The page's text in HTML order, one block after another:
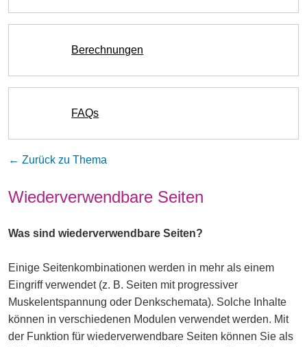
Berechnungen
FAQs
← Zurück zu Thema
Wiederverwendbare Seiten
Was sind wiederverwendbare Seiten?
Einige Seitenkombinationen werden in mehr als einem
Eingriff verwendet (z. B. Seiten mit progressiver
Muskelentspannung oder Denkschemata). Solche Inhalte
können in verschiedenen Modulen verwendet werden. Mit
der Funktion für wiederverwendbare Seiten können Sie als